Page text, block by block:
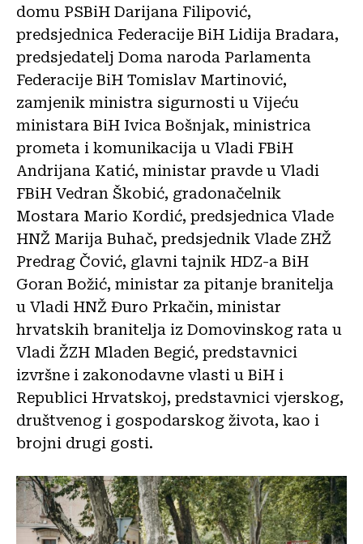
domu PSBiH Darijana Filipović,
predsjednica Federacije BiH Lidija Bradara,
predsjedatelj Doma naroda Parlamenta
Federacije BiH Tomislav Martinović,
zamjenik ministra sigurnosti u Vijeću
ministara BiH Ivica Bošnjak, ministrica
prometa i komunikacija u Vladi FBiH
Andrijana Katić, ministar pravde u Vladi
FBiH Vedran Škobić, gradonačelnik
Mostara Mario Kordić, predsjednica Vlade
HNŽ Marija Buhač, predsjednik Vlade ZHŽ
Predrag Čović, glavni tajnik HDZ-a BiH
Goran Božić, ministar za pitanje branitelja
u Vladi HNŽ Đuro Prkačin, ministar
hrvatskih branitelja iz Domovinskog rata u
Vladi ŽZH Mladen Begić, predstavnici
izvršne i zakonodavne vlasti u BiH i
Republici Hrvatskoj, predstavnici vjerskog,
društvenog i gospodarskog života, kao i
brojni drugi gosti.